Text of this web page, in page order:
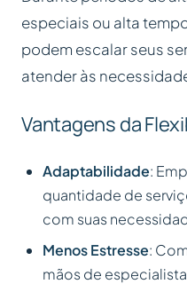
especiais ou alta
podem escalar seus
atender às
Vantagens da
Adaptabilidade:
quantidade de
com suas
Menos Estresse:
mãos de